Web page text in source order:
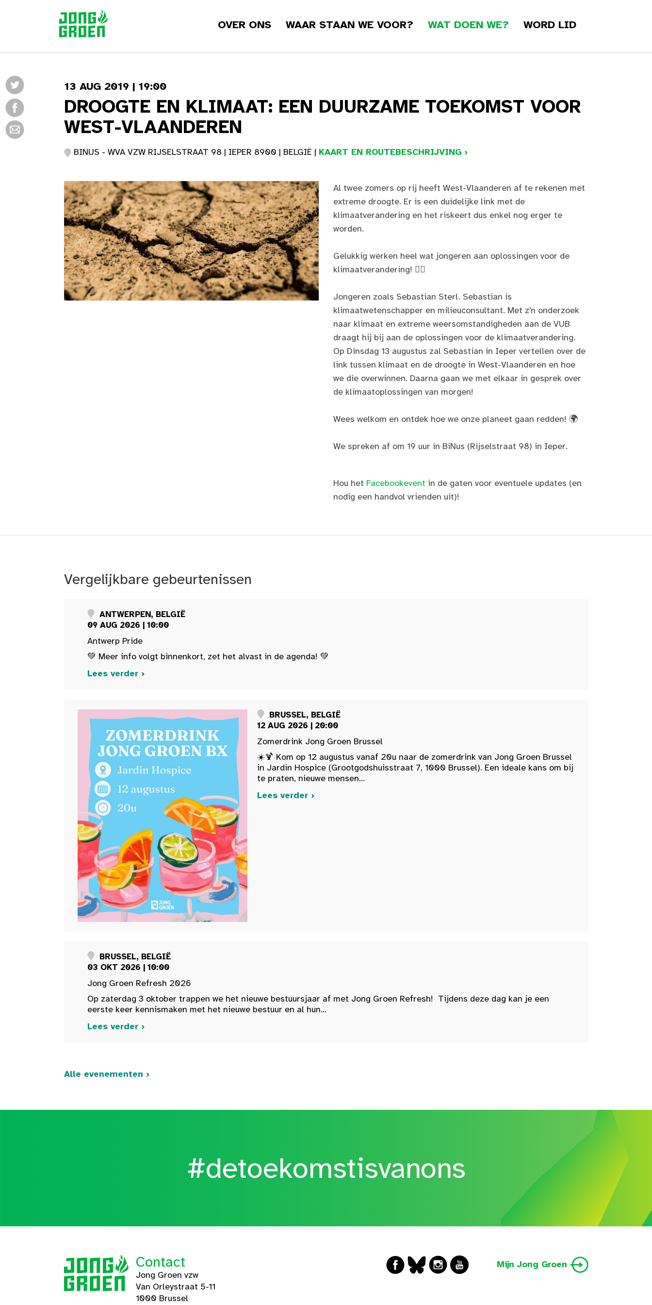
OVER ONS WAAR STAAN WE VOOR? WAT DOEN WE? WORD LID
13 AUG 2019 | 19:00
DROOGTE EN KLIMAAT: EEN DUURZAME TOEKOMST VOOR
WEST-VLAANDEREN
BINUS - WVA VZW RIJSELSTRAAT 98 | IEPER 8900 | BELGIË | KAART EN ROUTEBESCHRIJVING ›
Al twee zomers op rij heeft West-Vlaanderen af te rekenen met
extreme droogte. Er is een duidelijke link met de
klimaatverandering en het riskeert dus enkel nog erger te
worden.
Gelukkig werken heel wat jongeren aan oplossingen voor de
klimaatverandering! ✊🏽
Jongeren zoals Sebastian Sterl. Sebastian is
klimaatwetenschapper en milieuconsultant. Met z'n onderzoek
naar klimaat en extreme weersomstandigheden aan de VUB
draagt hij bij aan de oplossingen voor de klimaatverandering.
Op Dinsdag 13 augustus zal Sebastian in Ieper vertellen over de
link tussen klimaat en de droogte in West-Vlaanderen en hoe
we die overwinnen. Daarna gaan we met elkaar in gesprek over
de klimaatoplossingen van morgen!
Wees welkom en ontdek hoe we onze planeet gaan redden! 🌍
We spreken af om 19 uur in BiNus (Rijselstraat 98) in Ieper.
Hou het Facebookevent in de gaten voor eventuele updates (en
nodig een handvol vrienden uit)!
Vergelijkbare gebeurtenissen
ANTWERPEN, BELGIË
09 AUG 2026 | 10:00
Antwerp Pride
💚 Meer info volgt binnenkort, zet het alvast in de agenda! 💚
Lees verder ›
BRUSSEL, BELGIË
12 AUG 2026 | 20:00
Zomerdrink Jong Groen Brussel
☀️🍹 Kom op 12 augustus vanaf 20u naar de zomerdrink van Jong Groen Brussel
in Jardin Hospice (Grootgodshuisstraat 7, 1000 Brussel). Een ideale kans om bij
te praten, nieuwe mensen...
Lees verder ›
BRUSSEL, BELGIË
03 OKT 2026 | 10:00
Jong Groen Refresh 2026
Op zaterdag 3 oktober trappen we het nieuwe bestuursjaar af met Jong Groen Refresh! Tijdens deze dag kan je een
eerste keer kennismaken met het nieuwe bestuur en al hun...
Lees verder ›
Alle evenementen ›
#detoekomstisvanons
Contact
Jong Groen vzw
Van Orleystraat 5-11
1000 Brussel
Mijn Jong Groen